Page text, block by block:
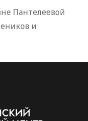
Пантелеевой
и